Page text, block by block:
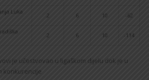
Luka
2 6 10 -62
2 6 10 -114
je učestvovao u ligaškom dijelu dok je u
konkurencije